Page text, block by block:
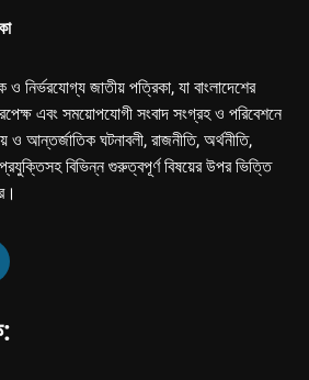
নির্ভরযোগ্য জাতীয় পত্রিকা, যা বাংলাদেশের
এবং সময়োপযোগী সংবাদ সংগ্রহ ও পরিবেশনে
ও আন্তর্জাতিক ঘটনাবলী, রাজনীতি, অর্থনীতি,
বিভিন্ন গুরুত্বপূর্ণ বিষয়ের উপর ভিত্তি